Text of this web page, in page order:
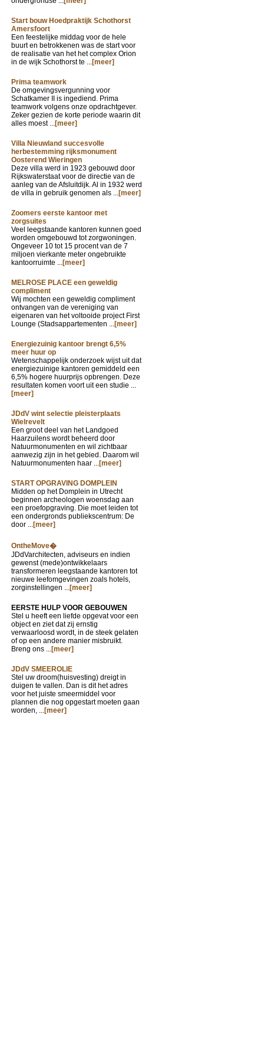
Start bouw Hoedpraktijk Schothorst
Amersfoort
Een feestelijke middag voor de hele
buurt en betrokkenen was de start voor
de realisatie van het het complex Orion
in de wijk Schothorst te ...[meer]
Prima teamwork
De omgevingsvergunning voor
Schatkamer II is ingediend. Prima
teamwork volgens onze opdrachtgever.
Zeker gezien de korte periode waarin dit
alles moest ...[meer]
Villa Nieuwland succesvolle
herbestemming rijksmonument
Oosterend Wieringen
Deze villa werd in 1923 gebouwd door
Rijkswaterstaat voor de directie van de
aanleg van de Afsluitdijk. Al in 1932 werd
de villa in gebruik genomen als ...[meer]
Zoomers eerste kantoor met
zorgsuites
Veel leegstaande kantoren kunnen goed
worden omgebouwd tot zorgwoningen.
Ongeveer 10 tot 15 procent van de 7
miljoen vierkante meter ongebruikte
kantoorruimte ...[meer]
MELROSE PLACE een geweldig
compliment
Wij mochten een geweldig compliment
ontvangen van de vereniging van
eigenaren van het voltooide project First
Lounge (Stadsappartementen ...[meer]
Energiezuinig kantoor brengt 6,5%
meer huur op
Wetenschappelijk onderzoek wijst uit dat
energiezuinige kantoren gemiddeld een
6,5% hogere huurprijs opbrengen. Deze
resultaten komen voort uit een studie ...
[meer]
JDdV wint selectie pleisterplaats
Wielrevelt
Een groot deel van het Landgoed
Haarzuilens wordt beheerd door
Natuurmonumenten en wil zichtbaar
aanwezig zijn in het gebied. Daarom wil
Natuurmonumenten haar ...[meer]
START OPGRAVING DOMPLEIN
Midden op het Domplein in Utrecht
beginnen archeologen woensdag aan
een proefopgraving. Die moet leiden tot
een ondergronds publiekscentrum: De
door ...[meer]
OntheMove�
JDdVarchitecten, adviseurs en indien
gewenst (mede)ontwikkelaars
transformeren leegstaande kantoren tot
nieuwe leefomgevingen zoals hotels,
zorginstellingen ...[meer]
EERSTE HULP VOOR GEBOUWEN
Stel u heeft een liefde opgevat voor een
object en ziet dat zij ernstig
verwaarloosd wordt, in de steek gelaten
of op een andere manier misbruikt.
Breng ons ...[meer]
JDdV SMEEROLIE
Stel uw droom(huisvesting) dreigt in
duigen te vallen. Dan is dit het adres
voor het juiste smeermiddel voor
plannen die nog opgestart moeten gaan
worden, ...[meer]